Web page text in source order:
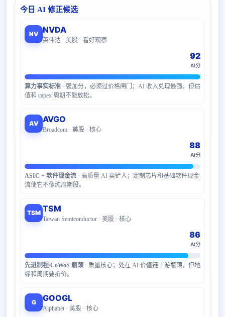
今日 AI 修正候选
NV NVDA
英伟达 · 美股 · 看好观察
92
AI分
算力事实标准 · 强加分，必须过价格闸门；AI 收入兑现最强，但估
值和 capex 周期不能放松。
AV AVGO
Broadcom · 美股 · 核心
88
AI分
ASIC + 软件现金流 · 高质量 AI 卖铲人；定制芯片和基础软件现金
流使它不像纯周期股。
TSM TSM
Taiwan Semiconductor · 美股 · 核心
86
AI分
先进制程/CoWoS 瓶颈 · 质量核心；处在 AI 价值链上游瓶颈，但地
缘和周期要折价。
G GOOGL
Alphabet · 美股 · 核心